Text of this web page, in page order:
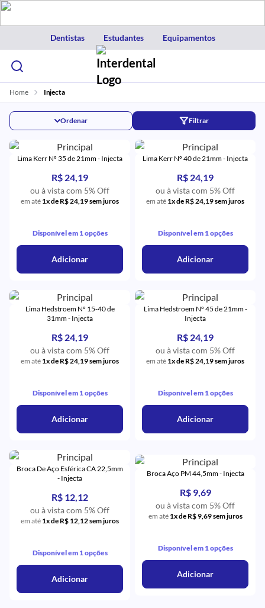
Dentistas Estudantes Equipamentos
Home Injecta
Filtrar
Ordenar
Lima Kerr Nº 35 de 21mm - Injecta
R$ 24,19
ou à vista com 5% Off
em até 1x de R$ 24,19 sem juros
Disponível em 1 opções
Adicionar
Lima Kerr Nº 40 de 21mm - Injecta
R$ 24,19
ou à vista com 5% Off
em até 1x de R$ 24,19 sem juros
Disponível em 1 opções
Adicionar
Lima Hedstroem Nº 15-40 de
31mm - Injecta
R$ 24,19
ou à vista com 5% Off
em até 1x de R$ 24,19 sem juros
Disponível em 1 opções
Adicionar
Lima Hedstroem Nº 45 de 21mm -
Injecta
R$ 24,19
ou à vista com 5% Off
em até 1x de R$ 24,19 sem juros
Disponível em 1 opções
Adicionar
Broca De Aço Esférica CA 22,5mm
- Injecta
R$ 12,12
ou à vista com 5% Off
em até 1x de R$ 12,12 sem juros
Disponível em 1 opções
Adicionar
Broca Aço PM 44,5mm - Injecta
R$ 9,69
ou à vista com 5% Off
em até 1x de R$ 9,69 sem juros
Disponível em 1 opções
Adicionar